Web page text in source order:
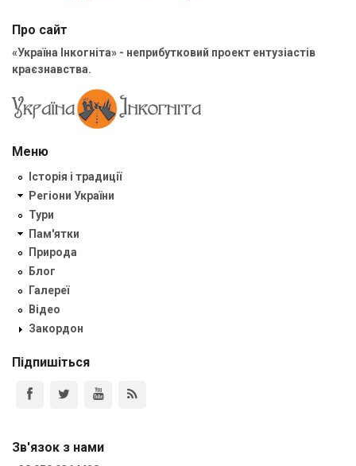
Про сайт
«Україна Інкогніта» - неприбутковий проект ентузіастів
краєзнавства.
Меню
Історія і традиції
Регіони України
Тури
Пам'ятки
Природа
Блог
Галереї
Відео
Закордон
Підпишіться
Зв'язок з нами